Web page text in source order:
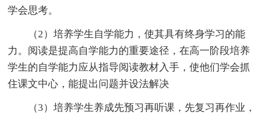
学会思考。
（2）培养学生自学能力，使其具有终身学习的能
力。阅读是提高自学能力的重要途径，在高一阶段培养
学生的自学能力应从指导阅读教材入手，使他们学会抓
住课文中心，能提出问题并设法解决
（3）培养学生养成先预习再听课，先复习再作业，